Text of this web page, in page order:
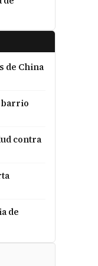
de China
barrio
contra
de